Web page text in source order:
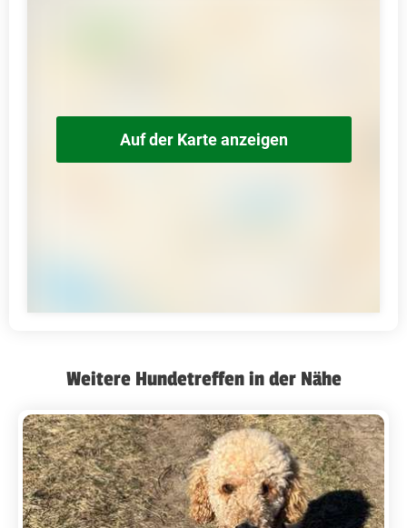
Auf der Karte anzeigen
Weitere Hundetreffen in der Nähe